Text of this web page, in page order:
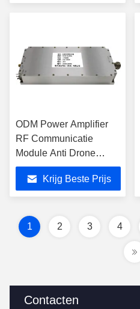
Contacten
ODM Power Amplifier
RF Communicatie
Module Anti Drone
NXPA25 520MHz
Krijg Beste Prijs
1 2 3 4